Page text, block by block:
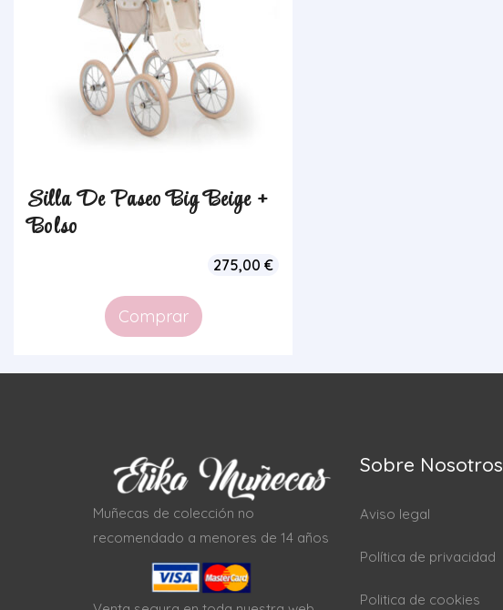
Silla De Paseo Big Beige +
Bolso
275,00 €
Comprar
Muñecas de colección no
recomendado a menores de 14 años
Sobre Nosotros
Aviso legal
Política de privacidad
Politica de cookies